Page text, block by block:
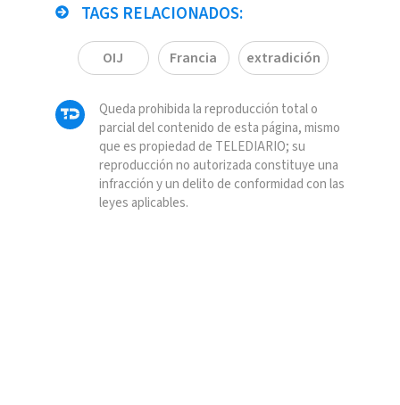
TAGS RELACIONADOS:
OIJ Francia extradición
Queda prohibida la reproducción total o
parcial del contenido de esta página, mismo
que es propiedad de TELEDIARIO; su
reproducción no autorizada constituye una
infracción y un delito de conformidad con las
leyes aplicables.